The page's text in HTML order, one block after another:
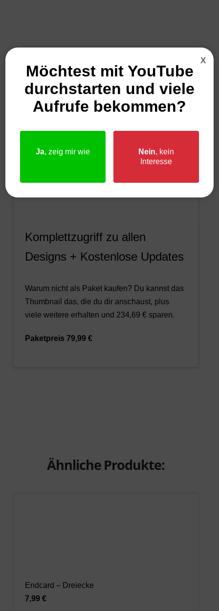
Kaufe das Thumbnail im Paket
und spare noch mehr Geld:
Komplettzugriff zu allen
Designs + Kostenlose Updates
Warum nicht als Paket kaufen? Du kannst das
Thumbnail das, die du dir anschaust, plus
viele weitere erhalten und 234,69 € sparen.
Paketpreis 79,99 €
Ähnliche Produkte:
Endcard – Dreiecke
7,99 €
Möchtest mit YouTube
durchstarten und viele
Aufrufe bekommen?
Ja, zeig mir wie Nein, kein
Interesse
X